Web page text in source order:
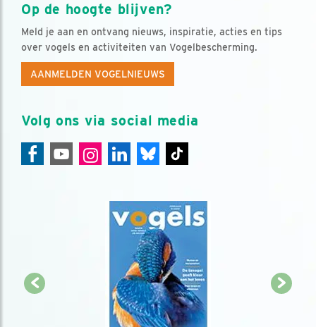
Op de hoogte blijven?
Meld je aan en ontvang nieuws, inspiratie, acties en tips
over vogels en activiteiten van Vogelbescherming.
AANMELDEN VOGELNIEUWS
Volg ons via social media